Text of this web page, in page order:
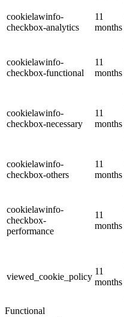
cookielawinfo-
checkbox-analytics
11
months
cookielawinfo-
checkbox-functional
11
months
cookielawinfo-
checkbox-necessary
11
months
cookielawinfo-
checkbox-others
11
months
cookielawinfo-
checkbox-
performance
11
months
viewed_cookie_policy
11
months
Functional